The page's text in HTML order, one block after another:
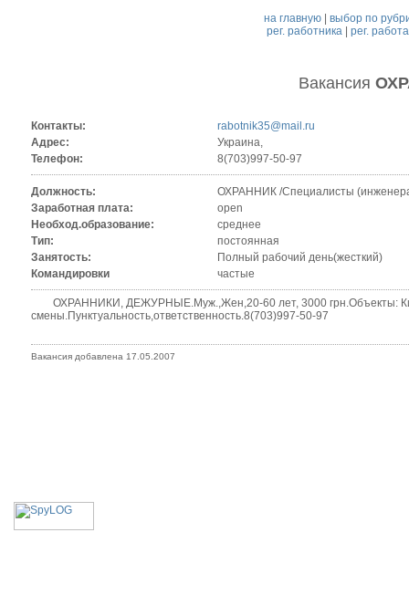
на главную |выбор по
рег. работника| рег.
Вакансия
Контакты:
rabotnik35@mail.ru
Адрес:
Украина,
Телефон:
8(703)997-50-97
Должность:
ОХРАННИК /Специалисты
Заработная плата:
open
Необход.образование:
среднее
Тип:
постоянная
Занятость:
Полный рабочий день(жесткий)
Командировки
частые
ОХРАННИКИ, ДЕЖУРНЫЕ.Муж.,Жен,20-60 лет, 3000 грн.Объекты:
смены.Пунктуальность,ответственность.8(703)997-50-97
Вакансия добавлена 17.05.2007